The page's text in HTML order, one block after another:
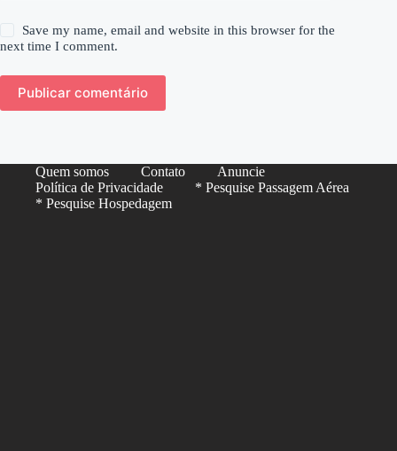
Save my name, email and website in this browser for the
next time I comment.
Publicar comentário
Quem somos Contato
Anuncie
Política de Privacidade
* Pesquise Passagem Aérea
* Pesquise Hospedagem